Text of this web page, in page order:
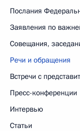
Послания
Заявления по
Совещания,
Речи и обращения
Встречи с
Пресс-конференции
Интервью
Статьи